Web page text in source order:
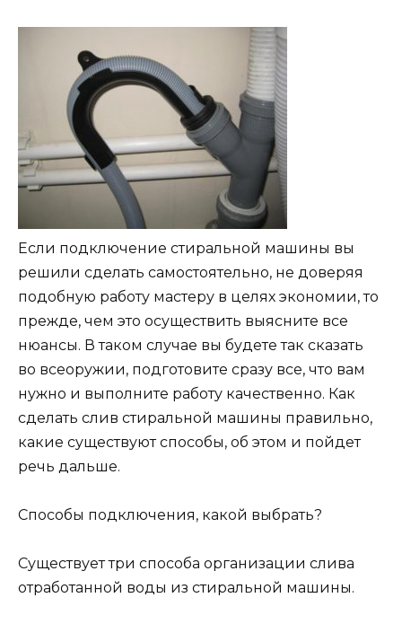
Если подключение стиральной машины вы
решили сделать самостоятельно, не доверяя
подобную работу мастеру в целях экономии, то
прежде, чем это осуществить выясните все
нюансы. В таком случае вы будете так сказать
во всеоружии, подготовите сразу все, что вам
нужно и выполните работу качественно. Как
сделать слив стиральной машины правильно,
какие существуют способы, об этом и пойдет
речь дальше.
Способы подключения, какой выбрать?
Существует три способа организации слива
отработанной воды из стиральной машины.